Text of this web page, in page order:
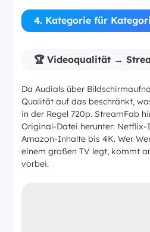
Auslastu
ng
Niedrig bis
mittel
überspri
(werbefinanzie
rte Inhalte)
Nutzerbe
wertung
4,5 / 5
Preismod
ell
Lifetime-Lizenz
ab ~€99,99
Mac-
Unterstü
4. Kategorie für
🏆 Videoqualität →
Da Audials über
Qualität auf das beschränkt,
in der Regel 720p. StreamFab
Original-Datei herunter: Netflix-
Amazon-Inhalte bis 4K. Wer
einem großen TV legt, kommt
vorbei.